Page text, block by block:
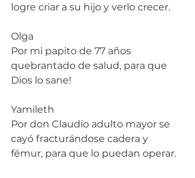
logre criar a su hijo y verlo crecer.
Olga
Por mi papito de 77 años
quebrantado de salud, para que
Dios lo sane!
Yamileth
Por don Claudio adulto mayor se
cayó fracturándose cadera y
fémur, para que lo puedan operar.